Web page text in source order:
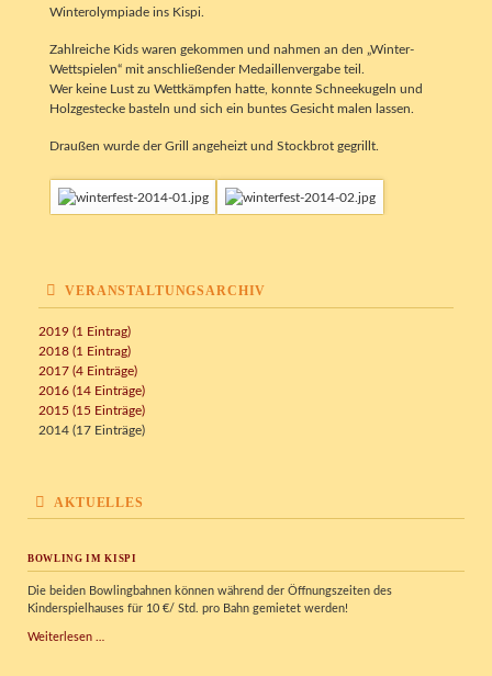
Winterolympiade ins Kispi.
Zahlreiche Kids waren gekommen und nahmen an den „Winter-
Wettspielen“ mit anschließender Medaillenvergabe teil.
Wer keine Lust zu Wettkämpfen hatte, konnte Schneekugeln und
Holzgestecke basteln und sich ein buntes Gesicht malen lassen.
Draußen wurde der Grill angeheizt und Stockbrot gegrillt.
VERANSTALTUNGSARCHIV
2019 (1 Eintrag)
2018 (1 Eintrag)
2017 (4 Einträge)
2016 (14 Einträge)
2015 (15 Einträge)
2014 (17 Einträge)
AKTUELLES
BOWLING IM KISPI
Die beiden Bowlingbahnen können während der Öffnungszeiten des
Kinderspielhauses für 10 €/ Std. pro Bahn gemietet werden!
Weiterlesen …